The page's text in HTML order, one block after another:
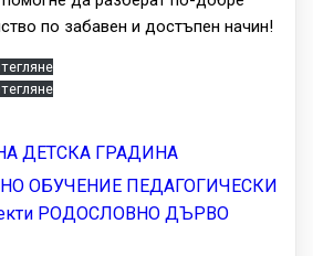
по забавен и достъпен начин!
ДЕТСКА ГРАДИНА
ОБУЧЕНИЕ ПЕДАГОГИЧЕСКИ
РОДОСЛОВНО ДЪРВО